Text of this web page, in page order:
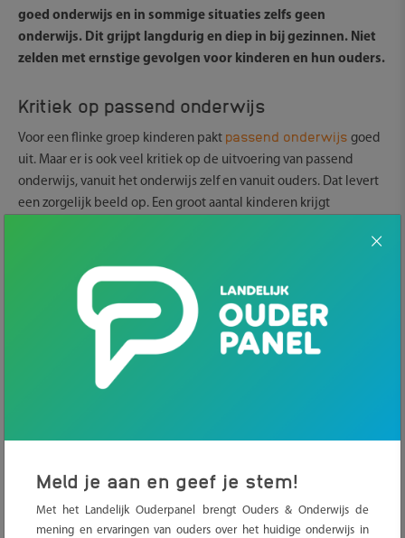
goed onderwijs en in sommige situaties zelfs geen
onderwijs. Dit grijpt langdurig en diep in bij gezinnen. Niet
zelden met ernstige gevolgen voor kinderen en hun ouders.
Kritiek op passend onderwijs
Voor een flinke groep kinderen pakt passend onderwijs goed
uit. Maar er is ook veel kritiek op de uitvoering van passend
onderwijs, vanuit het onderwijs zelf en vanuit ouders. Dat levert
een zorgelijk beeld op. Een groot aantal kinderen krijgt
niet naar school. De cijfers lopen uiteen maar de schatting is dat
zeker 10.000 kinderen op dit moment thuiszitten. De verschillen
tussen regio’s en scholen zijn groot. Scholen moeten ervoor
zorgen dat een kind dat extra begeleiding en ondersteuning
nodig heeft, altijd een passende plek krijgt. Deze zogeheten
zorgplicht wordt door scholen ontweken door allerlei
belemmeringen op te werpen bij de aanmelding of wanneer de
wanneer ouders het niet eens zijn met de aanpak van de school,
Meld je aan en geef je stem!
Met het Landelijk Ouderpanel brengt Ouders & Onderwijs de
mening en ervaringen van ouders over het huidige onderwijs in